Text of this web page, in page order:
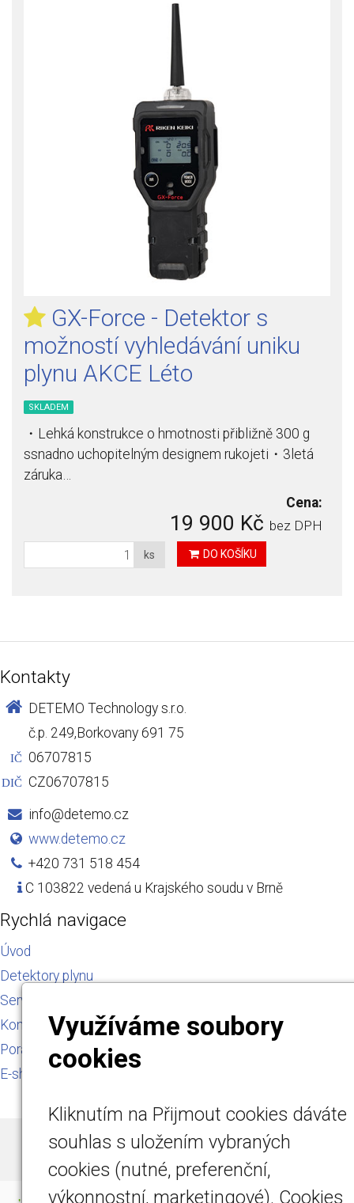
GX-Force - Detektor s
možností vyhledávání uniku
plynu AKCE Léto
SKLADEM
・Lehká konstrukce o hmotnosti přibližně 300 g
ssnadno uchopitelným designem rukojeti・3letá
záruka…
Cena:
19 900 Kč bez DPH
ks DO KOŠÍKU
Kontakty
DETEMO Technology s.r.o.
č.p. 249,Borkovany 691 75
IČ 06707815
DIČ CZ06707815
info@detemo.cz
www.detemo.cz
+420 731 518 454
C 103822 vedená u Krajského soudu v Brně
Rychlá navigace
Úvod
Detektory plynu
Servis a kalibrace
Kontakt
Poradna
E-shop
© 2026 DETEMO Technology s.r.o. | Mapa webu
Využíváme soubory
cookies
Kliknutím na Přijmout cookies dáváte
souhlas s uložením vybraných
cookies (nutné, preferenční,
výkonnostní, marketingové). Cookies